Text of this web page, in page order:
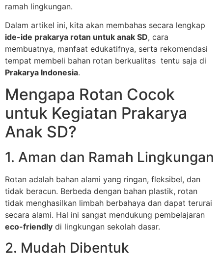
ramah lingkungan.
Dalam artikel ini, kita akan membahas secara lengkap
ide-ide prakarya rotan untuk anak SD, cara
membuatnya, manfaat edukatifnya, serta rekomendasi
tempat membeli bahan rotan berkualitas tentu saja di
Prakarya Indonesia.
Mengapa Rotan Cocok
untuk Kegiatan Prakarya
Anak SD?
1. Aman dan Ramah Lingkungan
Rotan adalah bahan alami yang ringan, fleksibel, dan
tidak beracun. Berbeda dengan bahan plastik, rotan
tidak menghasilkan limbah berbahaya dan dapat terurai
secara alami. Hal ini sangat mendukung pembelajaran
eco-friendly di lingkungan sekolah dasar.
2. Mudah Dibentuk